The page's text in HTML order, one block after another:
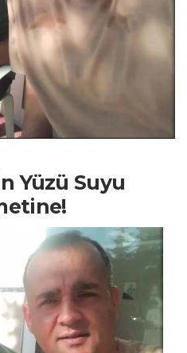
Yüzü Suyu